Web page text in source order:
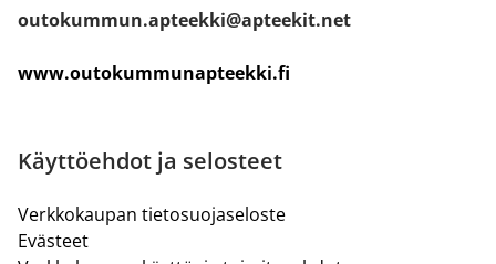
outokummun.apteekki@apteekit.net
www.outokummunapteekki.fi
Käyttöehdot ja selosteet
Verkkokaupan tietosuojaseloste
Evästeet